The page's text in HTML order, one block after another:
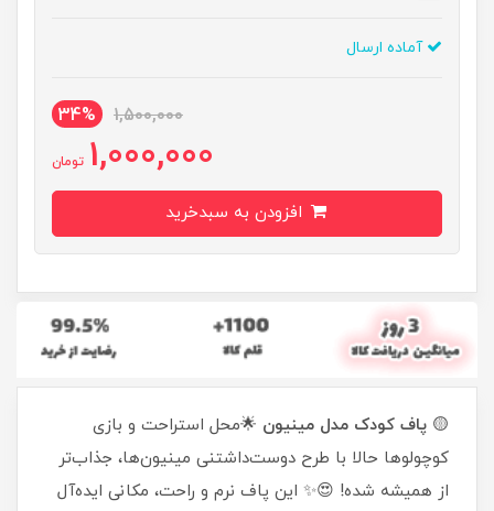
آماده ارسال
1,500,000
34%
1,000,000 تومان
🟡 پاف کودک مدل مینیون 🌟محل استراحت و بازی
کوچولوها حالا با طرح دوست‌داشتنی مینیون‌ها، جذاب‌تر
از همیشه شده! 😍✨ این پاف نرم و راحت، مکانی ایده‌آل